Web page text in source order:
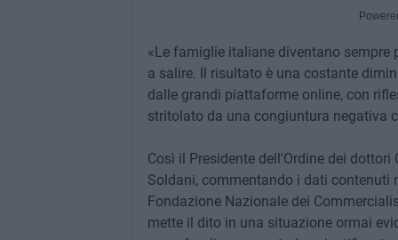
«Le famiglie italiane diventano sempre
a salire. Il risultato è una costante
dalle grandi piattaforme online, con
stritolato da una congiuntura negativa
Così il Presidente dell'Ordine dei
Soldani, commentando i dati contenuti
Fondazione Nazionale dei
mette il dito in una situazione ormai